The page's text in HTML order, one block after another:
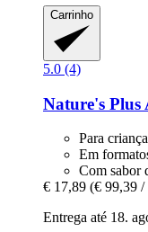
Carrinho
5.0 (4)
Nature's Plus
Para
Em
Com sabor
€ 17,89 (€ 99,39 /
Entrega até 18.